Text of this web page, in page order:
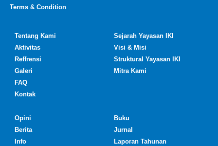
Terms & Condition
Tentang Kami
Aktivitas
Reffrensi
Galeri
FAQ
Kontak
Sejarah Yayasan IKI
Visi & Misi
Struktural Yayasan IKI
Mitra Kami
Opini
Berita
Info
Buku
Jurnal
Laporan Tahunan